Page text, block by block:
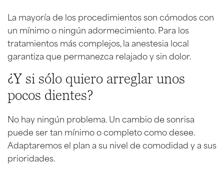
La mayoría de los procedimientos son cómodos con
un mínimo o ningún adormecimiento. Para los
tratamientos más complejos, la anestesia local
garantiza que permanezca relajado y sin dolor.
¿Y si sólo quiero arreglar unos
pocos dientes?
No hay ningún problema. Un cambio de sonrisa
puede ser tan mínimo o completo como desee.
Adaptaremos el plan a su nivel de comodidad y a sus
prioridades.